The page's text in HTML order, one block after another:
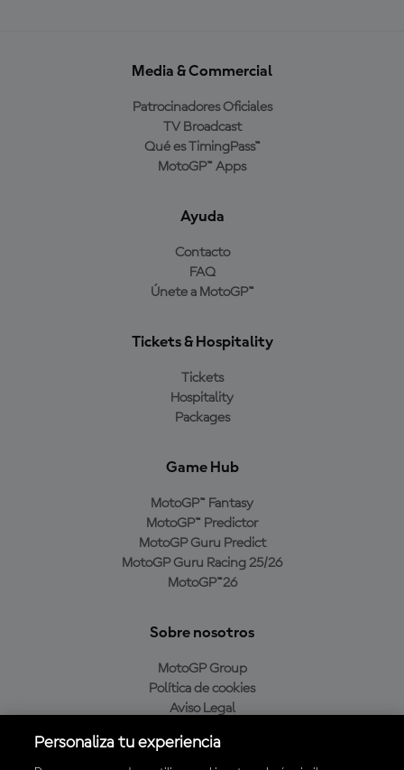
Media & Commercial
Patrocinadores Oficiales
TV Broadcast
Qué es TimingPass™
MotoGP™ Apps
Ayuda
Contacto
FAQ
Únete a MotoGP™
Tickets & Hospitality
Tickets
Hospitality
Packages
Game Hub
MotoGP™ Fantasy
MotoGP™ Predictor
MotoGP Guru Predict
MotoGP Guru Racing 25/26
MotoGP™26
Sobre nosotros
MotoGP Group
Política de cookies
Aviso Legal
Política de compra
Personaliza tu experiencia